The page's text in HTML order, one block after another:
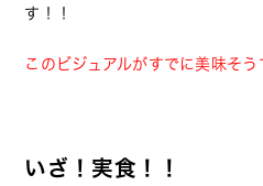
す！！
このビジュアルがすでに美味そう
いざ！実食！！